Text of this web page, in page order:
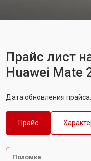
Прайс лист
Huawei Mate
Дата обновления
Прайс
Поломка